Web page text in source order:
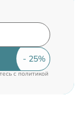
cполитикой